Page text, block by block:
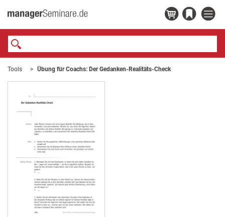
Tools Übung für Coachs: Der Gedanken-Realitäts-Check